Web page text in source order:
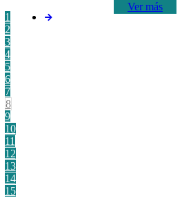
Ver más
1
2
3
4
5
6
7
8
9
10
11
12
13
14
15